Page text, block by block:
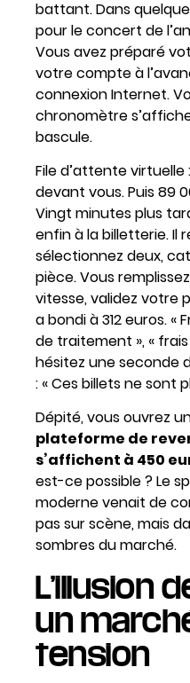
battant. Dans
pour le concert de
Vous avez préparé
votre compte à
connexion Internet.
chronomètre s’affiche
bascule.
File d’attente
devant vous. Puis 89
Vingt minutes plus
enfin à la billetterie. Il
sélectionnez deux,
pièce. Vous
vitesse, validez votre
a bondi à 312 euros. «
de traitement », «
hésitez une seconde
: « Ces billets ne sont
Dépité, vous ouvrez
plateforme de
s’affichent à 450
est-ce possible ? Le
moderne venait de
pas sur scène, mais
sombres du marché.
L’illusion
un
tension